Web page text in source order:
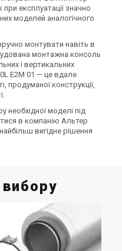
експлуатації значно
моделей аналогічного
монтувати навіть в
монтажна консоль
і вертикальних
E2M 01 — це вдале
продуманої конструкції,
необхідної моделі під
в компанію Альтер
вигідне рішення